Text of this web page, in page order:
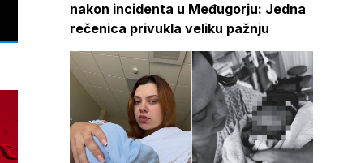
nakon incidenta u Međugorju: Jedna
rečenica privukla veliku pažnju